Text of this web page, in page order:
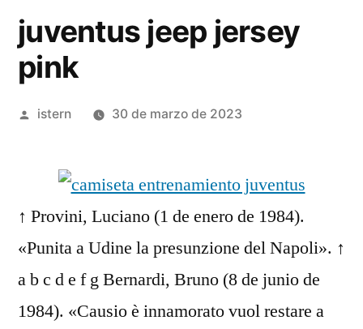
juventus jeep jersey
pink
Publicado
istern 30 de marzo de 2023
↑ Provini, Luciano (1 de enero de 1984).
«Punita a Udine la presunzione del Napoli». ↑
a b c d e f g Bernardi, Bruno (8 de junio de
1984). «Causio è innamorato vuol restare a